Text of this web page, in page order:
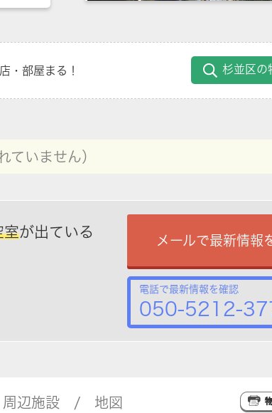
・部屋まる！ 杉並区の
ていません）
室が出ている
メールで最新情報
電話で最新情報を確認
050-5212-
周辺施設 地図